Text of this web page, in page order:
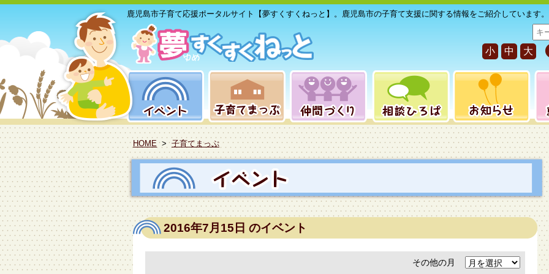
鹿児島市子育て応援ポータルサイト【夢すくすくねっと】。鹿児島市の子育て支援に関する情報をご紹介しています。
サ
イ
ト
内
小 中 大
HOME > 子育てまっぷ
2016年7月15日 のイベント
その他の月